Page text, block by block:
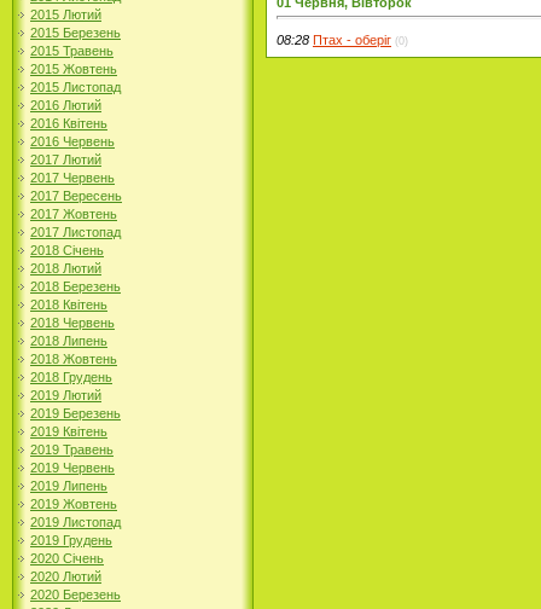
2015 Лютий
2015 Березень
2015 Травень
2015 Жовтень
2015 Листопад
2016 Лютий
2016 Квітень
2016 Червень
2017 Лютий
2017 Червень
2017 Вересень
2017 Жовтень
2017 Листопад
2018 Січень
2018 Лютий
2018 Березень
2018 Квітень
2018 Червень
2018 Липень
2018 Жовтень
2018 Грудень
2019 Лютий
2019 Березень
2019 Квітень
2019 Травень
2019 Червень
2019 Липень
2019 Жовтень
2019 Листопад
2019 Грудень
2020 Січень
2020 Лютий
2020 Березень
08:28 Птах - оберіг (0)